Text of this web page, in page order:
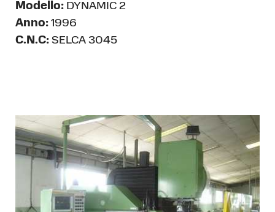
Modello: DYNAMIC 2
Anno: 1996
C.N.C: SELCA 3045